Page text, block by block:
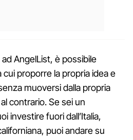
AngelList, è possibile
cui proporre la propria idea e
muoversi dalla propria
contrario. Se sei un
investire fuori dall’Italia,
puoi andare su